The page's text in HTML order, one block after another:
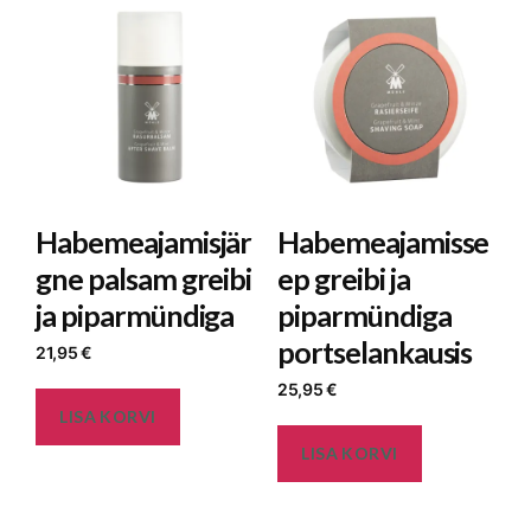
Habemeajamisjär
gne palsam greibi
ja piparmündiga
21,95€
LISA KORVI
Habemeajamisse
ep greibi ja
piparmündiga
portselankausis
25,95€
LISA KORVI